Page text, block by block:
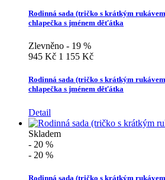
Rodinná sada (tričko s krátkým
chlapečka s jménem děťátka
Zlevněno - 19 %
945 Kč 1 155 Kč
Rodinná sada (tričko s krátkým
chlapečka s jménem děťátka
Detail
Skladem
- 20 %
- 20 %
Rodinná sada (tričko s krátkým